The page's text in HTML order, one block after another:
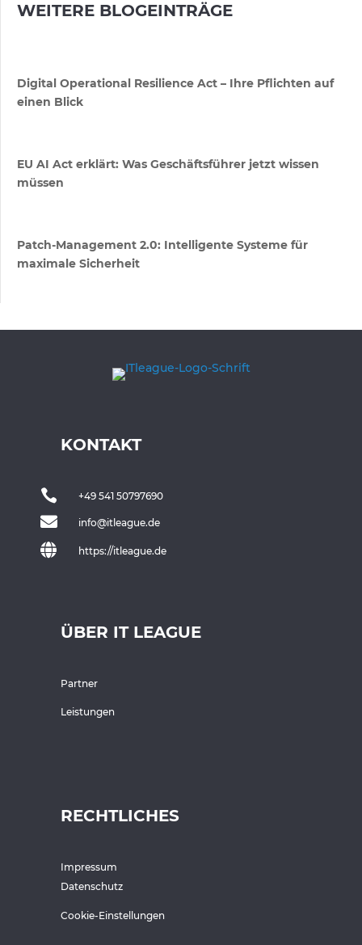
WEITERE BLOGEINTRÄGE
Digital Operational Resilience Act – Ihre Pflichten auf
einen Blick
EU AI Act erklärt: Was Geschäftsführer jetzt wissen
müssen
Patch-Management 2.0: Intelligente Systeme für
maximale Sicherheit
KONTAKT
 +49 541 50797690
 info@itleague.de
 https://itleague.de
ÜBER IT LEAGUE
Partner
Leistungen
RECHTLICHES
Impressum
Datenschutz
Cookie-Einstellungen